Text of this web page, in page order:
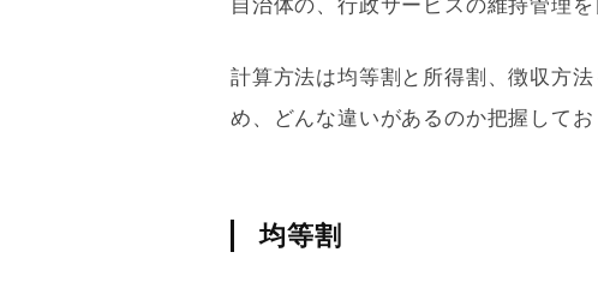
自治体の、行政サービスの維持管理を
計算方法は均等割と所得割、徴収方
め、どんな違いがあるのか把握してお
均等割